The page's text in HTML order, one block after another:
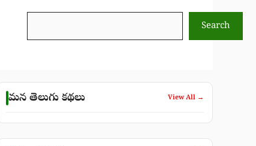
Search
మన తెలుగు కథలు View All →